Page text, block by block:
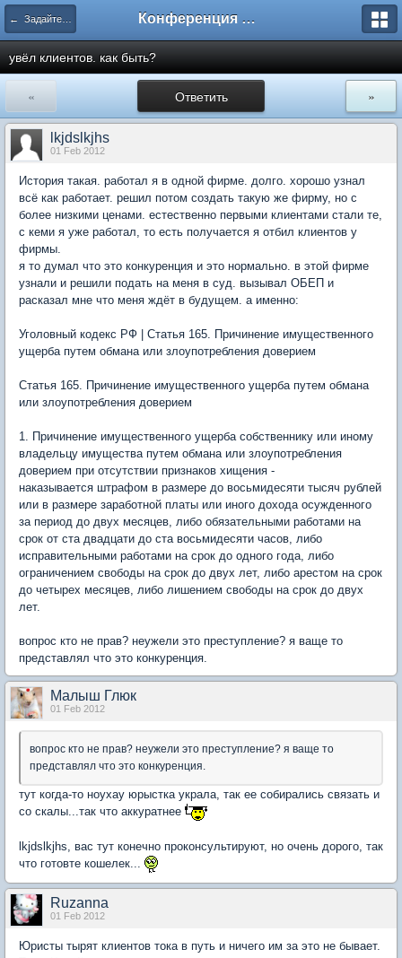
← Задайте вопрос здесь Конференция ЮрКлуба
увёл клиентов. как быть?
Ответить
« »
lkjdslkjhs
01 Feb 2012
История такая. работал я в одной фирме. долго. хорошо узнал
всё как работает. решил потом создать такую же фирму, но с
более низкими ценами. естественно первыми клиентами стали те,
с кеми я уже работал, то есть получается я отбил клиентов у
фирмы.
я то думал что это конкуренция и это нормально. в этой фирме
узнали и решили подать на меня в суд. вызывал ОБЕП и
расказал мне что меня ждёт в будущем. а именно:
Уголовный кодекс РФ | Статья 165. Причинение имущественного
ущерба путем обмана или злоупотребления доверием
Статья 165. Причинение имущественного ущерба путем обмана
или злоупотребления доверием
1. Причинение имущественного ущерба собственнику или иному
владельцу имущества путем обмана или злоупотребления
доверием при отсутствии признаков хищения -
наказывается штрафом в размере до восьмидесяти тысяч рублей
или в размере заработной платы или иного дохода осужденного
за период до двух месяцев, либо обязательными работами на
срок от ста двадцати до ста восьмидесяти часов, либо
исправительными работами на срок до одного года, либо
ограничением свободы на срок до двух лет, либо арестом на срок
до четырех месяцев, либо лишением свободы на срок до двух
лет.
вопрос кто не прав? неужели это преступление? я ваще то
представлял что это конкуренция.
Малыш Глюк
01 Feb 2012
вопрос кто не прав? неужели это преступление? я ваще то
представлял что это конкуренция.
тут когда-то ноухау юрыстка украла, так ее собирались связать и
со скалы...так что аккуратнее
lkjdslkjhs, вас тут конечно проконсультируют, но очень дорого, так
что готовте кошелек...
Ruzanna
01 Feb 2012
Юристы тырят клиентов тока в путь и ничего им за это не бывает.